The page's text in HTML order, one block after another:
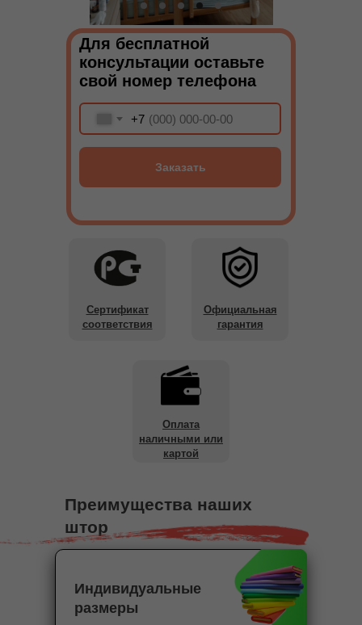
Для бесплатной
консультации оставьте
свой номер телефона
+7
Заказать
Сертификат
соответствия
Официальная
гарантия
Преимущества наших
штор
Оплата
наличными или
картой
Индивидуальные
размеры